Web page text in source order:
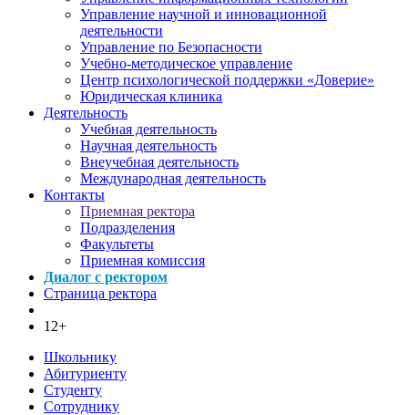
Управление научной и инновационной
деятельности
Управление по Безопасности
Учебно-методическое управление
Центр психологической поддержки «Доверие»
Юридическая клиника
Деятельность
Учебная деятельность
Научная деятельность
Внеучебная деятельность
Международная деятельность
Контакты
Приемная ректора
Подразделения
Факультеты
Приемная комиссия
Диалог с ректором
Страница ректора
12+
Школьнику
Абитуриенту
Студенту
Сотруднику